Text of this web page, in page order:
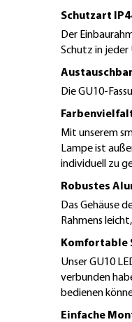
Schutzart
Der
Schutz in jeder
Die GU10-
Mit unserem
Lampe ist
individuell zu
Robustes
Das Gehäuse
Rahmens
Komfortable
Unser GU10
verbunden
bedienen
Einfache